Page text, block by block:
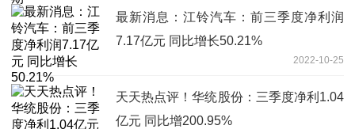
最新消息：江铃汽车：前三季度净利润
7.17亿元 同比增长50.21%
2022-10-25
天天热点评！华统股份：三季度净利1.04
亿元 同比增200.95%